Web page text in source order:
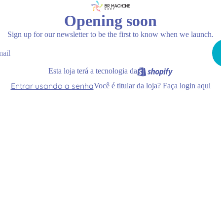
Opening soon
Sign up for our newsletter to be the first to know when we launch.
Esta loja terá a tecnologia da
Entrar usando a senhaVocê é titular da loja? Faça login aqui